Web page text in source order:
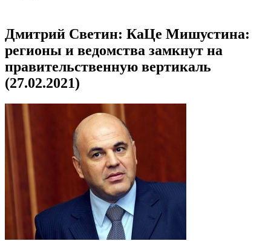
Дмитрий Светин: КаЦе Мишустина:
регионы и ведомства замкнут на
правительственную вертикаль
(27.02.2021)